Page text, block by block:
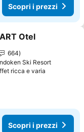
Scopri i prezzi
preferiti
Otel
664
Ski Resort
ricca e varia
Scopri i prezzi